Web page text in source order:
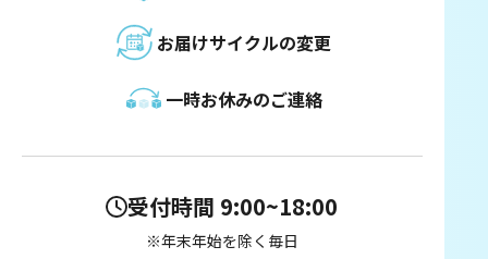
お届けサイクルの変更
一時お休みのご連絡
受付時間 9:00~18:00
※年末年始を除く毎日